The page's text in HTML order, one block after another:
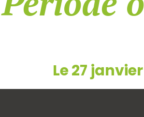
Le 27